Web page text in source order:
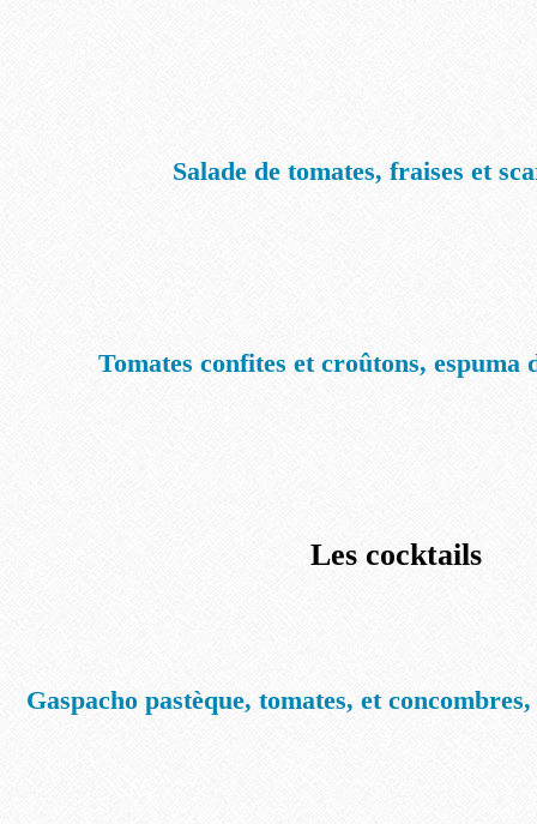
Salade de tomates, fraises et
Tomates confites et croûtons, espuma
Les cocktails
Gaspacho pastèque, tomates, et